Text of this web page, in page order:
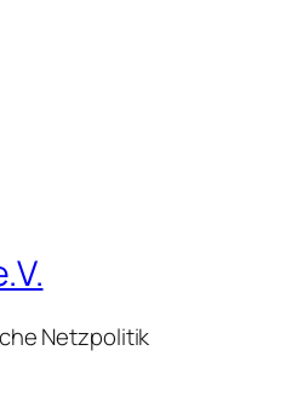
Netzpolitik